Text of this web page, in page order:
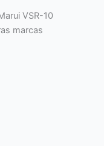
VSR-10
marcas